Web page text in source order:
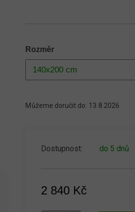
2 840 Kč
do 5 dnů
Rozměr
Můžeme doručit do: 13.8.2026